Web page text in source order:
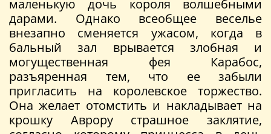
маленькую дочь короля волшебными
дарами. Однако всеобщее веселье
внезапно сменяется ужасом, когда в
бальный зал врывается злобная и
могущественная фея Карабос,
разъяренная тем, что ее забыли
пригласить на королевское торжество.
Она желает отомстить и накладывает на
крошку Аврору страшное заклятие,